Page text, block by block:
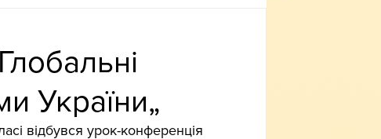
України„
відбувся урок-конференція